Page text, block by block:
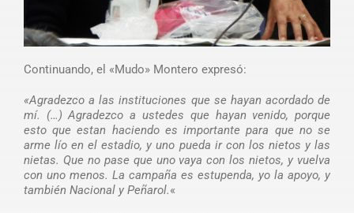
Continuando, el «Mudo» Montero expresó:
«Agradezco a las instituciones que se hayan acordado de
mí. (…) Agradezco a ustedes que hayan venido, porque
esto que estan haciendo es importante para que no se
arme lío en el estadio, y uno pueda ir con los nietos y las
nietas. Que no pase que uno vaya con los nietos, y vuelva
con uno menos. La campaña es estupenda, yo la apoyo, y
también Nacional y Peñarol.«